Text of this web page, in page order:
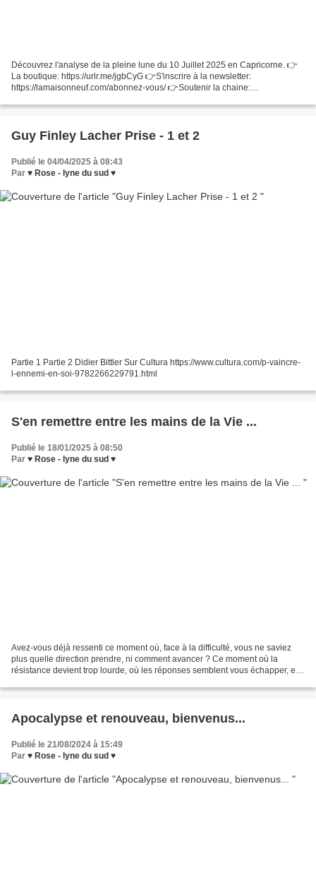
Découvrez l'analyse de la pleine lune du 10 Juillet 2025 en Capricorne. 👉
La boutique: https://urlr.me/jgbCyG 👉S'inscrire à la newsletter:
https://lamaisonneuf.com/abonnez-vous/ 👉Soutenir la chaine:
Guy Finley Lacher Prise - 1 et 2
Publié le 04/04/2025 à 08:43
Par ♥ Rose - lyne du sud ♥
Partie 1 Partie 2 Didier Bittler Sur Cultura https://www.cultura.com/p-vaincre-
l-ennemi-en-soi-9782266229791.html
S'en remettre entre les mains de la Vie ...
Publié le 18/01/2025 à 08:50
Par ♥ Rose - lyne du sud ♥
Avez-vous déjà ressenti ce moment où, face à la difficulté, vous ne saviez
plus quelle direction prendre, ni comment avancer ? Ce moment où la
résistance devient trop lourde, où les réponses semblent vous échapper, et
Apocalypse et renouveau, bienvenus...
Publié le 21/08/2024 à 15:49
Par ♥ Rose - lyne du sud ♥